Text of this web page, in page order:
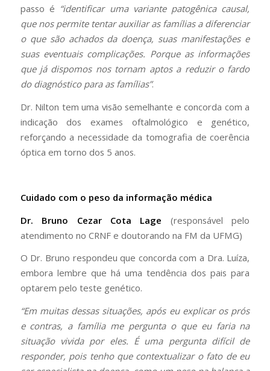
passo é “identificar uma variante patogênica causal,
que nos permite tentar auxiliar as famílias a diferenciar
o que são achados da doença, suas manifestações e
suas eventuais complicações. Porque as informações
que já dispomos nos tornam aptos a reduzir o fardo
do diagnóstico para as famílias”.
Dr. Nilton tem uma visão semelhante e concorda com a
indicação dos exames oftalmológico e genético,
reforçando a necessidade da tomografia de coerência
óptica em torno dos 5 anos.
Cuidado com o peso da informação médica
Dr. Bruno Cezar Cota Lage (responsável pelo
atendimento no CRNF e doutorando na FM da UFMG)
O Dr. Bruno respondeu que concorda com a Dra. Luíza,
embora lembre que há uma tendência dos pais para
optarem pelo teste genético.
“Em muitas dessas situações, após eu explicar os prós
e contras, a família me pergunta o que eu faria na
situação vivida por eles. É uma pergunta difícil de
responder, pois tenho que contextualizar o fato de eu